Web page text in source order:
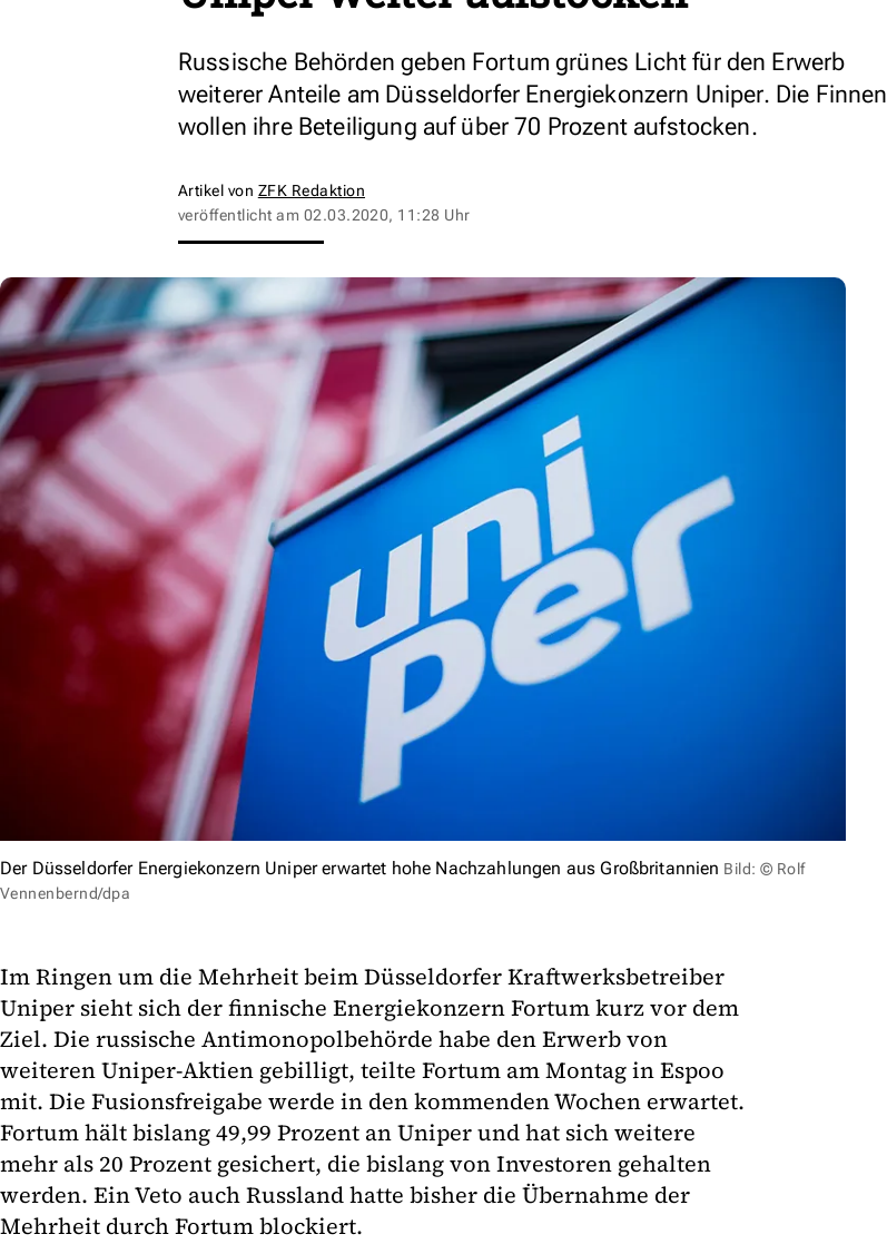
Russische Behörden geben Fortum grünes Licht für den Erwerb
weiterer Anteile am Düsseldorfer Energiekonzern Uniper. Die Finnen
wollen ihre Beteiligung auf über 70 Prozent aufstocken.
Artikel von ZFK Redaktion
veröffentlicht am 02.03.2020, 11:28 Uhr
Der Düsseldorfer Energiekonzern Uniper erwartet hohe Nachzahlungen aus Großbritannien Bild: © Rolf
Vennenbernd/dpa
Im Ringen um die Mehrheit beim Düsseldorfer Kraftwerksbetreiber
Uniper sieht sich der finnische Energiekonzern Fortum kurz vor dem
Ziel. Die russische Antimonopolbehörde habe den Erwerb von
weiteren Uniper-Aktien gebilligt, teilte Fortum am Montag in Espoo
mit. Die Fusionsfreigabe werde in den kommenden Wochen erwartet.
Fortum hält bislang 49,99 Prozent an Uniper und hat sich weitere
mehr als 20 Prozent gesichert, die bislang von Investoren gehalten
werden. Ein Veto auch Russland hatte bisher die Übernahme der
Mehrheit durch Fortum blockiert.